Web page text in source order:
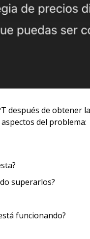
después de obtener
del problema:
superarlos?
funcionando?